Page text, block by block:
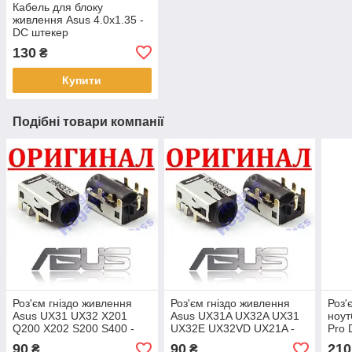
Кабель для блоку
живлення Asus 4.0x1.35 -
DC штекер
130 ₴
Купити
Подібні товари компанії
Роз'єм гніздо живлення
Asus UX31 UX32 X201
Q200 X202 S200 S400 -
Роз'єм гніздо живлення
Asus UX31A UX32A UX31
UX32E UX32VD UX21A -
Pro